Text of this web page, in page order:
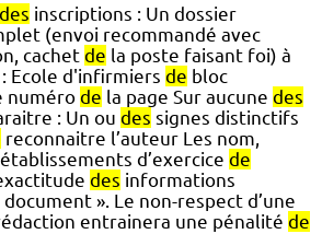
des inscriptions : Un dossier
(envoi recommandé avec
cachet de la poste faisant foi) à
Ecole d'infirmiers de bloc
numéro de la page Sur aucune des
: Un ou des signes distinctifs
reconnaitre l’auteur Les nom,
d’exercice de
des informations
». Le non-respect d’une
entrainera une pénalité de